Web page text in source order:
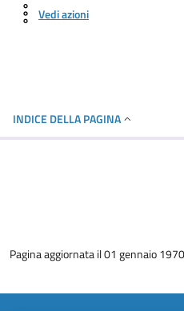
Vedi azioni
INDICE DELLA PAGINA
Pagina aggiornata il 01 gennaio 1970